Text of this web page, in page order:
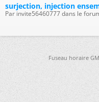
surjection, injection
Par invite56460777 dans le
Fuseau horaire